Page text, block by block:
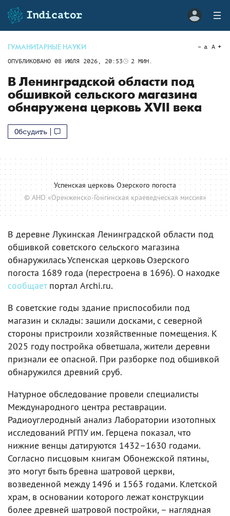
ГУМАНИТАРНЫЕ НАУКИ
ОПУБЛИКОВАНО 08 ИЮЛЯ 2026, 20:53 2 МИН.
a A
В Ленинградской области под
обшивкой сельского магазина
обнаружена церковь XVII века
Обсудить
Успенская церковь Озерского погоста
© АНО «Оренженско-Гонгинская краеведческая миссия»
В деревне Лукинская Ленинградской области под
обшивкой советского сельского магазина
обнаружилась Успенская церковь Озерского
погоста 1689 года (перестроена в 1696). О находке
сообщаетпортал Archi.ru.
В советские годы здание приспособили под
магазин и склады: зашили досками, с северной
стороны пристроили хозяйственные помещения. К
2025 году постройка обветшала, жители деревни
признали ее опасной. При разборке под обшивкой
обнаружился древний сруб.
Натурное обследование провели специалисты
Международного центра реставрации.
Радиоуглеродный анализ Лаборатории изотопных
исследований РГПУ им. Герцена показал, что
нижние венцы датируются 1432–1630 годами.
Согласно писцовым книгам Обонежской пятины,
это могут быть бревна шатровой церкви,
возведенной между 1496 и 1563 годами. Клетской
храм, в основании которого лежат конструкции
более древней шатровой постройки, – наглядная